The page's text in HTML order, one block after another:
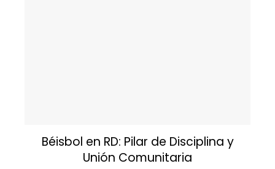
Béisbol en RD: Pilar de Disciplina y
Unión Comunitaria